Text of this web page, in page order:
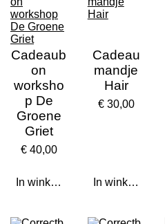
Cadeaub
on
worksho
p De
Groene
Griet
€ 40,00
In winkelwagen
Cadeau
mandje
Hair
€ 30,00
In winkelwagen